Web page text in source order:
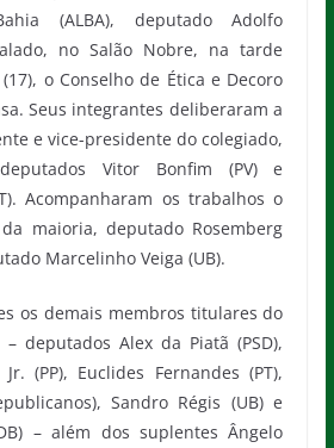
(ALBA), deputado Adolfo
no Salão Nobre, na tarde
o Conselho de Ética e Decoro
Seus integrantes deliberaram a
e vice-presidente do colegiado,
Vitor Bonfim (PV) e
Acompanharam os trabalhos o
maioria, deputado Rosemberg
Marcelinho Veiga (UB).
os demais membros titulares do
deputados Alex da Piatã (PSD),
(PP), Euclides Fernandes (PT),
Sandro Régis (UB) e
– além dos suplentes Ângelo